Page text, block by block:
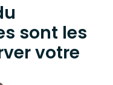
sont les
votre